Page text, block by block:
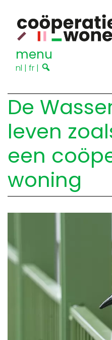
menu
nl | fr |
De
leven
een
woning